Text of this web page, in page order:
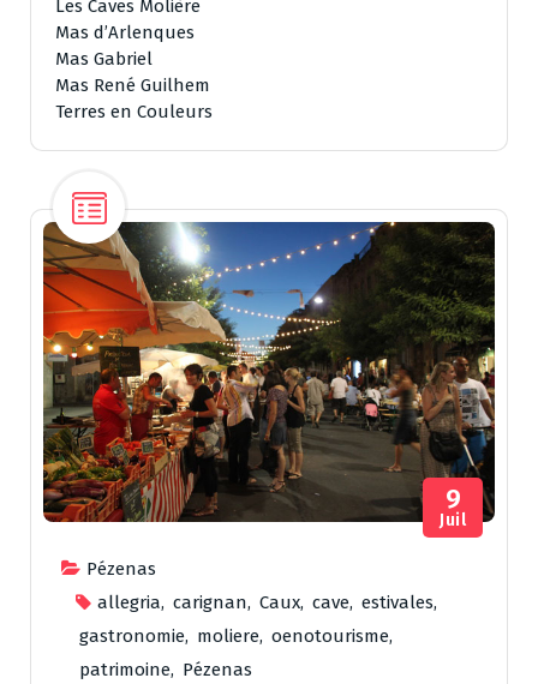
Les Caves Molière
Mas d’Arlenques
Mas Gabriel
Mas René Guilhem
Terres en Couleurs
Pézenas
allegria, carignan, Caux, cave, estivales,
gastronomie, moliere, oenotourisme,
patrimoine, Pézenas
9
Juil